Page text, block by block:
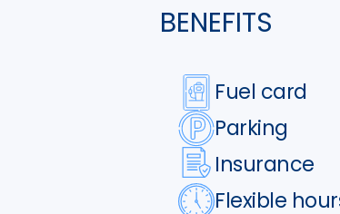
BENEFITS
Fuel card
Parking
Insurance
Flexible